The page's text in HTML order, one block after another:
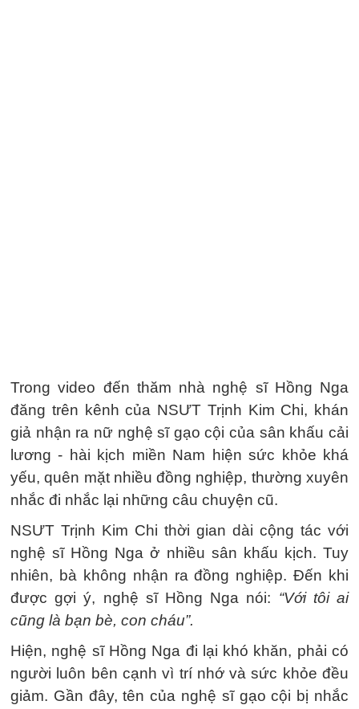
Trong video đến thăm nhà nghệ sĩ Hồng Nga
đăng trên kênh của NSƯT Trịnh Kim Chi, khán
giả nhận ra nữ nghệ sĩ gạo cội của sân khấu cải
lương - hài kịch miền Nam hiện sức khỏe khá
yếu, quên mặt nhiều đồng nghiệp, thường xuyên
nhắc đi nhắc lại những câu chuyện cũ.
NSƯT Trịnh Kim Chi thời gian dài cộng tác với
nghệ sĩ Hồng Nga ở nhiều sân khấu kịch. Tuy
nhiên, bà không nhận ra đồng nghiệp. Đến khi
được gợi ý, nghệ sĩ Hồng Nga nói: “Với tôi ai
cũng là bạn bè, con cháu”.
Hiện, nghệ sĩ Hồng Nga đi lại khó khăn, phải có
người luôn bên cạnh vì trí nhớ và sức khỏe đều
giảm. Gần đây, tên của nghệ sĩ gạo cội bị nhắc